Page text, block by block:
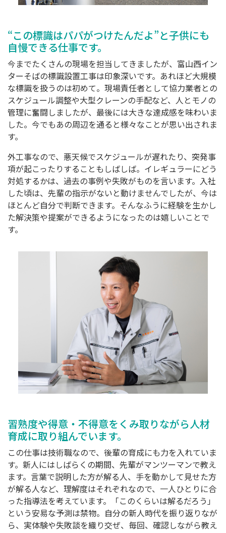
“この標識はパパがつけたんだよ”と子供にも
自慢できる仕事です。
今までたくさんの現場を担当してきましたが、富山西イン
ターそばの標識設置工事は印象深いです。あれほど大規模
な標識を扱うのは初めて。現場責任者として協力業者との
スケジュール調整や大型クレーンの手配など、人とモノの
管理に奮闘しましたが、最後には大きな達成感を味わいま
した。今でもあの周辺を通ると様々なことが思い出されま
す。
外工事なので、悪天候でスケジュールが遅れたり、突発事
項が起こったりすることもしばしば。イレギュラーにどう
対処するかは、過去の事例や失敗がものを言います。入社
した頃は、先輩の指示がないと動けませんでしたが、今は
ほとんど自分で判断できます。そんなふうに経験を生かし
た解決策や提案ができるようになったのは嬉しいことで
す。
習熟度や得意・不得意をくみ取りながら人材
育成に取り組んでいます。
この仕事は技術職なので、後輩の育成にも力を入れていま
す。新人にはしばらくの期間、先輩がマンツーマンで教え
ます。言葉で説明した方が解る人、手を動かして見せた方
が解る人など、理解度はそれぞれなので、一人ひとりに合
った指導法を考えています。「このくらいは解るだろう」
という安易な予測は禁物。自分の新人時代を振り返りなが
ら、実体験や失敗談を織り交ぜ、毎回、確認しながら教え